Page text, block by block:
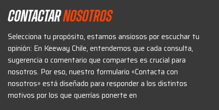
Contactarnosotros
Selecciona tu propósito, estamos ansiosos por escuchar tu
opinión: En Keeway Chile, entendemos que cada consulta,
sugerencia o comentario que compartes es crucial para
nosotros. Por eso, nuestro formulario «Contacta con
nosotros» está diseñado para responder a los distintos
motivos por los que querrías ponerte en